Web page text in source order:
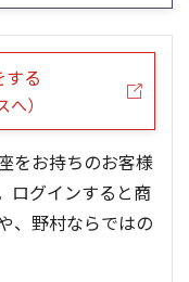
出来高(千)
出来高(百万)
る
）
をお持ちのお客様
ログインすると商
、野村ならではの